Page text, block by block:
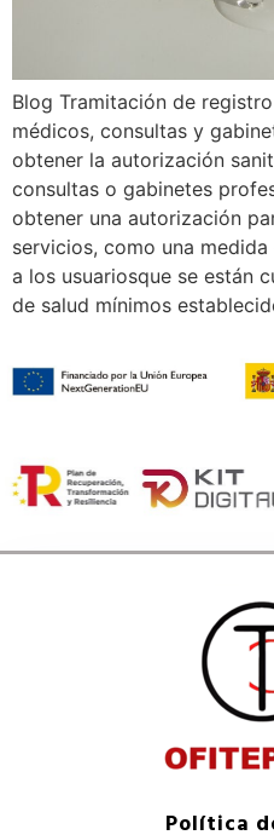
Blog Tramitación de
médicos, consultas y
obtener la autorización
consultas o gabinetes
obtener una autorización
servicios, como una
a los usuariosque se están
de salud mínimos
Política